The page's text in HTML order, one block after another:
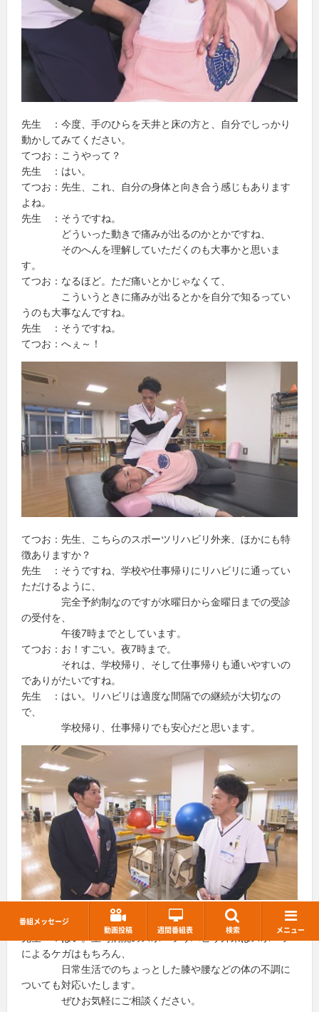
番組メッセージ
動画投稿
週間番組表 検索 メニュー
先生 ：今度、手のひらを天井と床の方と、自分でしっかり
動かしてみてください。
てつお：こうやって？
先生 ：はい。
てつお：先生、これ、自分の身体と向き合う感じもあります
よね。
先生 ：そうですね。
どういった動きで痛みが出るのかとかですね、
そのへんを理解していただくのも大事かと思いま
す。
てつお：なるほど。ただ痛いとかじゃなくて、
こういうときに痛みが出るとかを自分で知るってい
うのも大事なんですね。
先生 ：そうですね。
てつお：へぇ～！
てつお：先生、こちらのスポーツリハビリ外来、ほかにも特
徴ありますか？
先生 ：そうですね、学校や仕事帰りにリハビリに通ってい
ただけるように、
完全予約制なのですが水曜日から金曜日までの受診
の受付を、
午後7時までとしています。
てつお：お！すごい。夜7時まで。
それは、学校帰り、そして仕事帰りも通いやすいの
でありがたいですね。
先生 ：はい。リハビリは適度な間隔での継続が大切なの
で、
学校帰り、仕事帰りでも安心だと思います。
てつお：それでは、最後に先生からひとことお願いします。
先生 ：はい。王司病院のスポーツリハビリ外来はスポーツ
によるケガはもちろん、
日常生活でのちょっとした膝や腰などの体の不調に
ついても対応いたします。
ぜひお気軽にご相談ください。